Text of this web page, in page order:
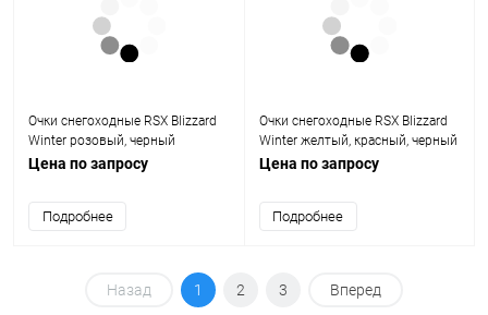
Очки снегоходные RSX Blizzard
Winter розовый, черный
двойное прозрачное стекло,
Цена по запросу
Подробнее
Очки снегоходные RSX Blizzard
Winter желтый, красный, черный
прозрачное стекло, унив.
Цена по запросу
Подробнее
Назад 1 2 3 Вперед